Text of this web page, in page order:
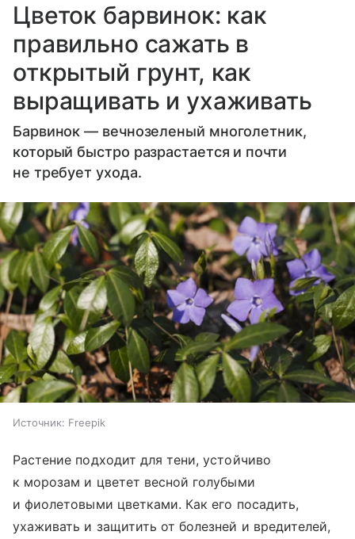
Цветок барвинок: как
правильно сажать в
открытый грунт, как
выращивать и ухаживать
Барвинок — вечнозеленый многолетник,
который быстро разрастается и почти
не требует ухода.
Источник: Freepik
Растение подходит для тени, устойчиво
к морозам и цветет весной голубыми
и фиолетовыми цветками. Как его посадить,
ухаживать и защитить от болезней и вредителей,